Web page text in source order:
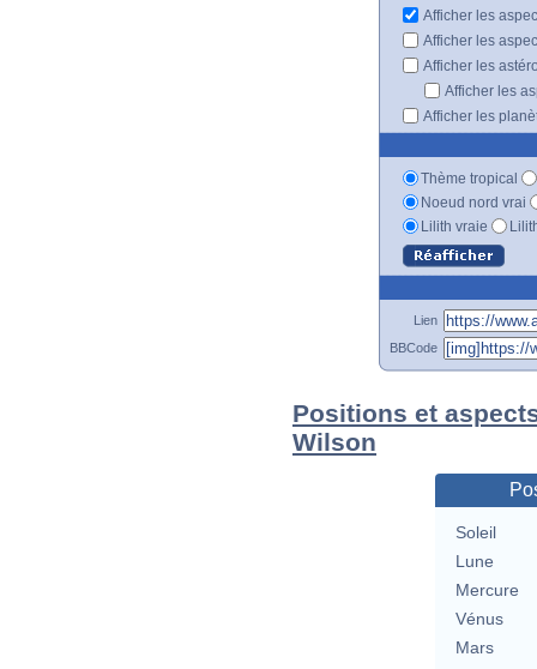
Afficher les
Afficher les
Afficher les
Afficher les
Afficher les
Thème tropical
Noeud nord vrai
Lilith vraie
Lien
BBCode
Positions et
Wilson
Soleil
Lune
Mercure
Vénus
Mars